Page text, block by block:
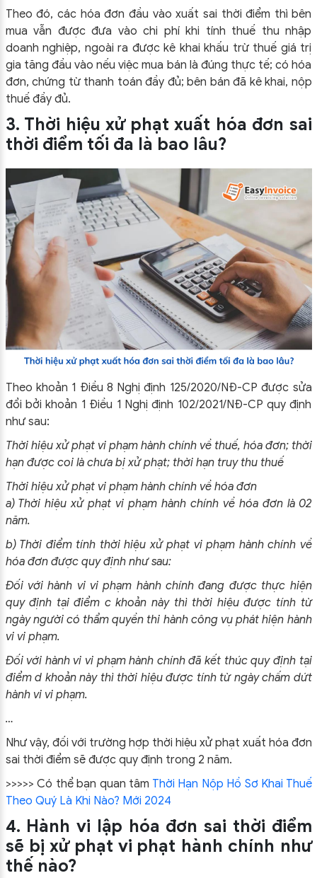
Theo đó, các hóa đơn đầu vào xuất sai thời điểm thì bên
mua vẫn được đưa vào chi phí khi tính thuế thu nhập
doanh nghiệp, ngoài ra được kê khai khấu trừ thuế giá trị
gia tăng đầu vào nếu việc mua bán là đúng thực tế; có hóa
đơn, chứng từ thanh toán đầy đủ; bên bán đã kê khai, nộp
thuế đầy đủ.
3. Thời hiệu xử phạt xuất hóa đơn sai
thời điểm tối đa là bao lâu?
Theo khoản 1 Điều 8 Nghị định 125/2020/NĐ-CP được sửa
đổi bởi khoản 1 Điều 1 Nghị định 102/2021/NĐ-CP quy định
như sau:
Thời hiệu xử phạt vi phạm hành chính về thuế, hóa đơn; thời
hạn được coi là chưa bị xử phạt; thời hạn truy thu thuế
Thời hiệu xử phạt vi phạm hành chính về hóa đơn
a) Thời hiệu xử phạt vi phạm hành chính về hóa đơn là 02
năm.
b) Thời điểm tính thời hiệu xử phạt vi phạm hành chính về
hóa đơn được quy định như sau:
Đối với hành vi vi phạm hành chính đang được thực hiện
quy định tại điểm c khoản này thì thời hiệu được tính từ
ngày người có thẩm quyền thi hành công vụ phát hiện hành
vi vi phạm.
Đối với hành vi vi phạm hành chính đã kết thúc quy định tại
điểm d khoản này thì thời hiệu được tính từ ngày chấm dứt
hành vi vi phạm.
…
Như vậy, đối với trường hợp thời hiệu xử phạt xuất hóa đơn
sai thời điểm sẽ được quy định trong 2 năm.
>>>>> Có thể bạn quan tâm Thời Hạn Nộp Hồ Sơ Khai Thuế
Theo Quý Là Khi Nào? Mới 2024
4. Hành vi lập hóa đơn sai thời điểm
sẽ bị xử phạt vi phạt hành chính như
thế nào?